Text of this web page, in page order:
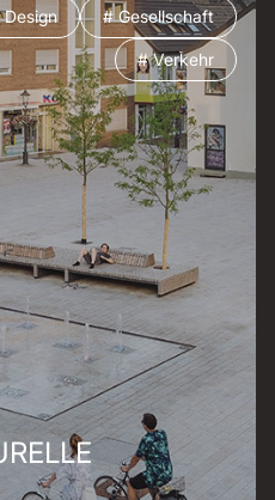
Design # Gesellschaft
# Verkehr